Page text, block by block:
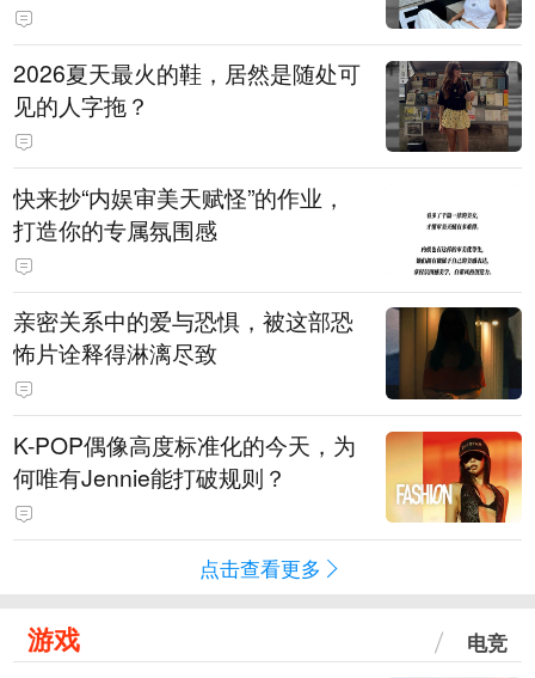
2026夏天最火的鞋，居然是随处可
见的人字拖？
快来抄“内娱审美天赋怪”的作业，
打造你的专属氛围感
亲密关系中的爱与恐惧，被这部恐
怖片诠释得淋漓尽致
K-POP偶像高度标准化的今天，为
何唯有Jennie能打破规则？
点击查看更多
游戏 电竞